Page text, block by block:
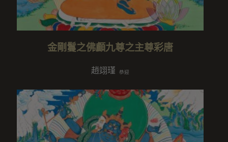
金剛鬘之佛顱九尊之主尊彩唐
趙翊瑾 恭迎